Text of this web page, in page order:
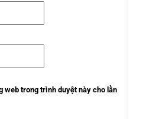
web trong trình duyệt này cho lần